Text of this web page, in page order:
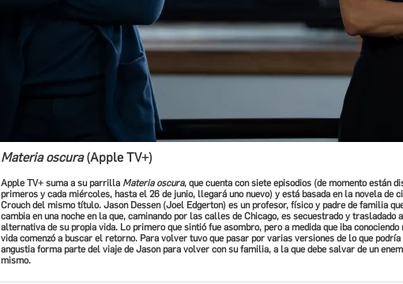
Materia oscura(Apple TV+)
Apple TV+ suma a su parrilla Materia oscura, que cuenta con siete episodios (de momento están
primeros y cada miércoles, hasta el 26 de junio, llegará uno nuevo) y está basada en la novela de
Crouch del mismo título. Jason Dessen (Joel Edgerton) es un profesor, físico y padre de familia
cambia en una noche en la que, caminando por las calles de Chicago, es secuestrado y trasladado
alternativa de su propia vida. Lo primero que sintió fue asombro, pero a medida que iba conociendo
vida comenzó a buscar el retorno. Para volver tuvo que pasar por varias versiones de lo que
angustia forma parte del viaje de Jason para volver con su familia, a la que debe salvar de un
mismo.